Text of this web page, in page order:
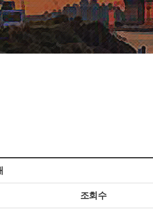
조회수